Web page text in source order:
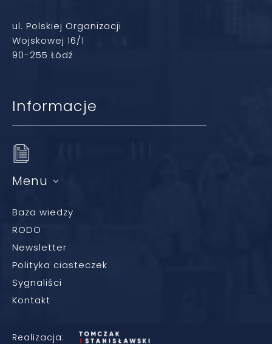
ul. Polskiej Organizacji
Wojskowej 16/1
90-255 Łódź
Informacje
Menu
Baza wiedzy
RODO
Newsletter
Polityka ciasteczek
Sygnaliści
Kontakt
Realizacja: